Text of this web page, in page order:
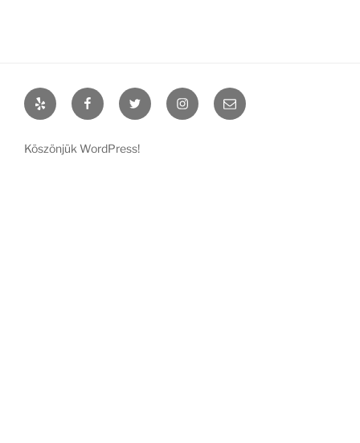
Yelp FacebookTwitter InstagramEmail
Köszönjük WordPress!